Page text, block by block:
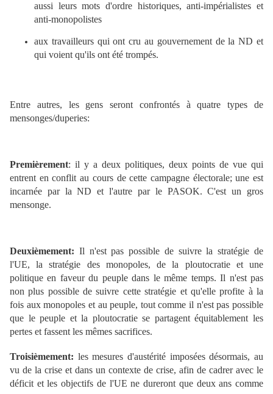
aussi leurs mots d'ordre historiques, anti-impérialistes et
anti-monopolistes
aux travailleurs qui ont cru au gouvernement de la ND et
qui voient qu'ils ont été trompés.
Entre autres, les gens seront confrontés à quatre types de
mensonges/duperies:
Premièrement: il y a deux politiques, deux points de vue qui
entrent en conflit au cours de cette campagne électorale; une est
incarnée par la ND et l'autre par le PASOK. C'est un gros
mensonge.
Deuxièmement: Il n'est pas possible de suivre la stratégie de
l'UE, la stratégie des monopoles, de la ploutocratie et une
politique en faveur du peuple dans le même temps. Il n'est pas
non plus possible de suivre cette stratégie et qu'elle profite à la
fois aux monopoles et au peuple, tout comme il n'est pas possible
que le peuple et la ploutocratie se partagent équitablement les
pertes et fassent les mêmes sacrifices.
Troisièmement: les mesures d'austérité imposées désormais, au
vu de la crise et dans un contexte de crise, afin de cadrer avec le
déficit et les objectifs de l'UE ne dureront que deux ans comme